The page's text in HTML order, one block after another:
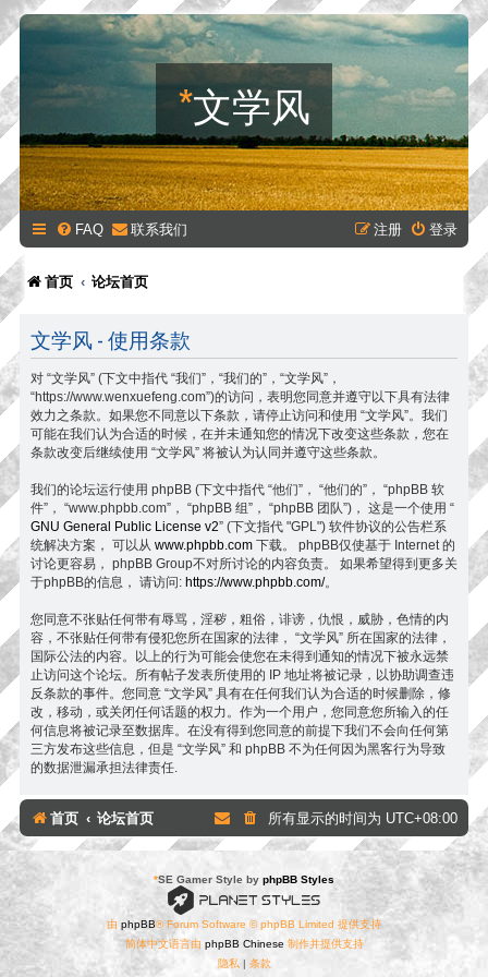
*文学风
FAQ 联系我们 登录
注册
首页 论坛首页
文学风 - 使用条款
对 “文学风” (下文中指代 “我们”，“我们的”，“文学风”，
“https://www.wenxuefeng.com”)的访问，表明您同意并遵守以下具有法律
效力之条款。如果您不同意以下条款，请停止访问和使用 “文学风”。我们
可能在我们认为合适的时候，在并未通知您的情况下改变这些条款，您在
条款改变后继续使用 “文学风” 将被认为认同并遵守这些条款。
我们的论坛运行使用 phpBB (下文中指代 “他们”， “他们的”， “phpBB 软
件”， “www.phpbb.com”， “phpBB 组”， “phpBB 团队”)， 这是一个使用 “
GNU General Public License v2” (下文指代 "GPL") 软件协议的公告栏系
统解决方案， 可以从 www.phpbb.com 下载。 phpBB仅使基于 Internet 的
讨论更容易， phpBB Group不对所讨论的内容负责。 如果希望得到更多关
于phpBB的信息， 请访问: https://www.phpbb.com/。
您同意不张贴任何带有辱骂，淫秽，粗俗，诽谤，仇恨，威胁，色情的内
容，不张贴任何带有侵犯您所在国家的法律， “文学风” 所在国家的法律，
国际公法的内容。以上的行为可能会使您在未得到通知的情况下被永远禁
止访问这个论坛。所有帖子发表所使用的 IP 地址将被记录，以协助调查违
反条款的事件。您同意 “文学风” 具有在任何我们认为合适的时候删除，修
改，移动，或关闭任何话题的权力。作为一个用户，您同意您所输入的任
何信息将被记录至数据库。在没有得到您同意的前提下我们不会向任何第
三方发布这些信息，但是 “文学风” 和 phpBB 不为任何因为黑客行为导致
的数据泄漏承担法律责任.
首页 论坛首页 所有显示的时间为 UTC+08:00
*SE Gamer Style by phpBB Styles
由 phpBB® Forum Software © phpBB Limited 提供支持
简体中文语言由 phpBB Chinese 制作并提供支持
隐私 | 条款